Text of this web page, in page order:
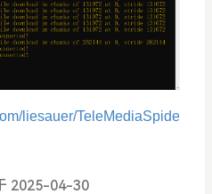
liesauer/TeleMediaSpide
2025-04-30